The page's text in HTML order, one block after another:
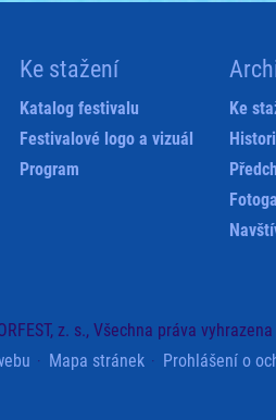
Ke stažení
Katalog festivalu
Festivalové logo a vizuál
Program
Ke
z. s., Všechna práva vyhrazena
Mapa stránek Prohlášení o